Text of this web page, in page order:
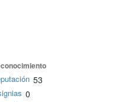
53
0